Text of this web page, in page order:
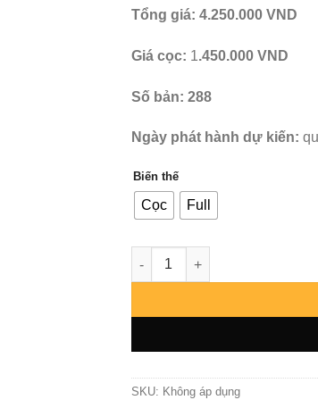
Tổng giá: 4.250.000 VND
Giá cọc: 1.450.000 VND
Số bản: 288
Ngày phát hành dự kiến:
Biến thế
Cọc Full
Vegetto - NY số lượng
SKU: Không áp dụng